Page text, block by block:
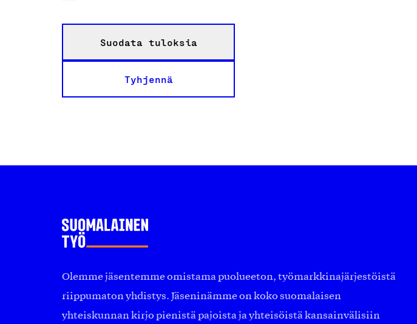
Suodata tuloksia
Tyhjennä
Olemme jäsentemme omistama puolueeton, työmarkkinajärjestöistä
riippumaton yhdistys. Jäseninämme on koko suomalaisen
yhteiskunnan kirjo pienistä pajoista ja yhteisöistä kansainvälisiin